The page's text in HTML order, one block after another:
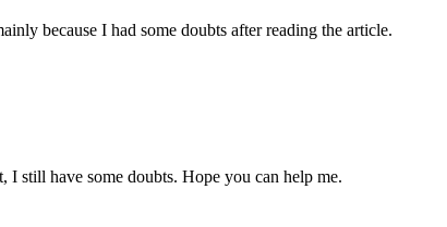
because I had some doubts after reading the article.
still have some doubts. Hope you can help me.